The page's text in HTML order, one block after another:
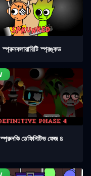
স্প্রুনকলায়ারিটি স্প্রঙ্কড
স্প্রুনকি ডেফিনিটিভ ফেজ ৪